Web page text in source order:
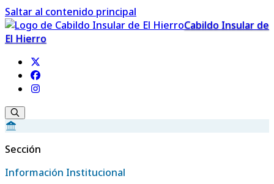
Saltar al contenido principal
Cabildo Insular de
El Hierro
Sección
Información Institucional